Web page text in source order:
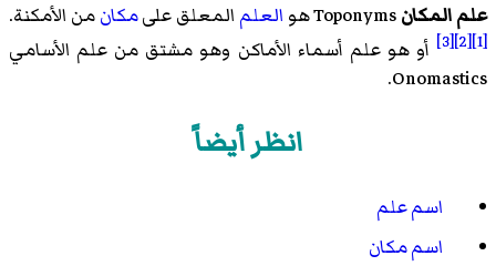
علم المكان العلم المعلق علىمكانمن الأمكنة.
[1]
[2]
[3]
أو هو علم أسماء الأماكن وهو مشتق من علم الأسامي
Onomastics.
انظر أيضاً
اسم علم
اسم مكان